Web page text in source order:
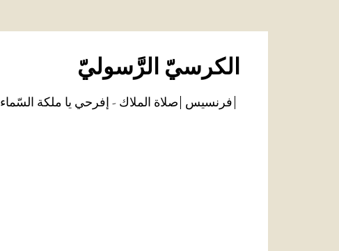
الكرسيّ الرَّسوليّ
فرنسيس صلاة الملاك - إفرحي يا ملكة السّماء